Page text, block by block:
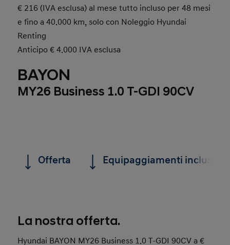
€ 216 (IVA esclusa) al mese tutto incluso per 48 mesi
e fino a 40.000 km, solo con Noleggio Hyundai
Renting
Anticipo € 4.000 IVA esclusa
BAYON
MY26 Business 1.0 T-GDI 90CV
Offerta Equipaggiamenti inclusi
La nostra offerta.
Hyundai BAYON MY26 Business 1.0 T-GDI 90CV a €